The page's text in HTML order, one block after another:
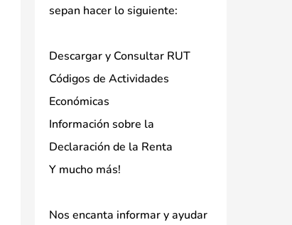
sepan hacer lo siguiente:
Descargar y Consultar RUT
Códigos de Actividades
Económicas
Información sobre la
Declaración de la Renta
Y mucho más!
Nos encanta informar y ayudar